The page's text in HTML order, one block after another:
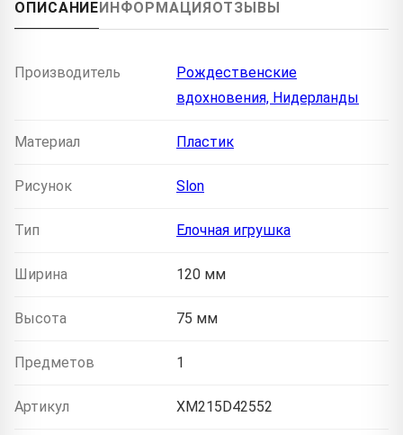
ОПИСАНИЕИНФОРМАЦИЯОТЗЫВЫ
Производитель
Рождественские
вдохновения, Нидерланды
Материал Пластик
Рисунок Slon
Тип Елочная игрушка
Ширина 120 мм
Высота 75 мм
Предметов 1
Артикул XM215D42552